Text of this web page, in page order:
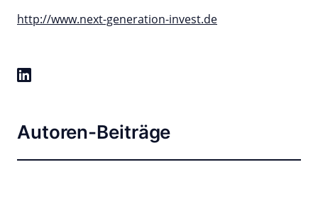
http://www.next-generation-invest.de
Autoren-Beiträge